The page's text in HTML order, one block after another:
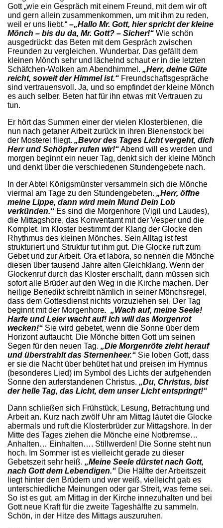
Gott „wie ein Gespräch mit einem Freund, mit dem wir oft
und gern allein zusammenkommen, um mit ihm zu reden,
weil er uns liebt.“ –„Hallo Mr. Gott, hier spricht der kleine
Mönch – bis du da, Mr. Gott? – Sicher!“ Wie schön
ausgedrückt: das Beten mit dem Gespräch zwischen
Freunden zu vergleichen. Wunderbar. Das gefällt dem
kleinen Mönch sehr und lächelnd schaut er in die letzten
Schäfchen-Wolken am Abendhimmel. „Herr, deine Güte
reicht, soweit der Himmel ist.“ Freundschaftsgespräche
sind vertrauensvoll. Ja, und so empfindet der kleine Mönch
es auch selber. Beten hat für ihn etwas mit Vertrauen zu
tun.
Er hört das Summen einer der vielen Klosterbienen, die
nun nach getaner Arbeit zurück in ihren Bienenstock bei
der Mosterei fliegt. „Bevor des Tages Licht vergeht, dich
Herr und Schöpfer rufen wir!“Abend will es werden und
morgen beginnt ein neuer Tag, denkt sich der kleine Mönch
und denkt über die verschiedenen Stundengebete nach.
In der Abtei Königsmünster versammeln sich die Mönche
viermal am Tage zu den Stundengebeten. „Herr, öffne
meine Lippe, dann wird mein Mund Dein Lob
verkünden.“ Es sind die Morgenhore (Vigil und Laudes),
die Mittagshore, das Konventamt mit der Vesper und die
Komplet. Im Kloster bestimmt der Klang der Glocke den
Rhythmus des kleinen Mönches. Sein Alltag ist fest
strukturiert und Struktur tut ihm gut. Die Glocke ruft zum
Gebet und zur Arbeit. Ora et labora, so nennen die Mönche
diesen über tausend Jahre alten Gleichklang. Wenn der
Glockenruf durch das Kloster erschallt, dann müssen sich
sofort alle Brüder auf den Weg in die Kirche machen. Der
heilige Benedikt schreibt nämlich in seiner Mönchsregel,
dass dem Gottesdienst nichts vorzuziehen sei. Der Tag
beginnt mit der Morgenhore. „Wach auf, meine Seele!
Harfe und Leier wacht auf! Ich will das Morgenrot
wecken!“ Sie wird gebetet, wenn die Sonne über dem
Horizont auftaucht. Die Mönche bitten Gott um seinen
Segen für den neuen Tag. „Die Morgenröte zieht herauf
und überstrahlt das Sternenheer.“ Sie loben Gott, dass
er sie die Nacht über behütet hat und preisen im Hymnus
(besonderes Lied) im Symbol des Lichts der aufgehenden
Sonne den auferstandenen Christus. „Du, Christus, bist
der helle Tag, das Licht, dem unser Licht entspringt!“
Dann schließen sich Frühstück, Lesung, Betrachtung und
Arbeit an. Kurz nach zwölf Uhr am Mittag läutet die Glocke
abermals und ruft die Klosterbrüder zur Mittagshore. In der
Mitte des Tages ziehen die Mönche eine Notbremse…
Anhalten… Einhalten…. Stillwerden! Die Sonne steht nun
hoch. Im Sommer ist es vielleicht gerade zu dieser
Gebetszeit sehr heiß. „Meine Seele dürstet nach Gott,
nach Gott dem Lebendigen.“ Die Hälfte der Arbeitszeit
liegt hinter den Brüdern und wer weiß, vielleicht gab es
unterschiedliche Meinungen oder gar Streit, was ferne sei.
So ist es gut, am Mittag in der Kirche innezuhalten und bei
Gott neue Kraft für die zweite Tageshälfte zu sammeln.
Schön, in der Hitze des Mittags auszuruhen.